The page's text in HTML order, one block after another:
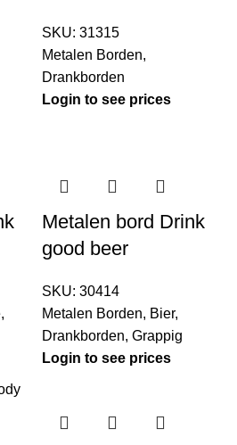
SKU: 31315
Metalen Borden,
Drankborden
Login to see prices
,
Metalen bord Drink
good beer
SKU: 30414
Metalen Borden, Bier,
Drankborden, Grappig
Login to see prices